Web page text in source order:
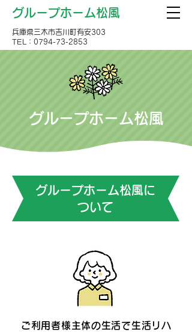
グループホーム松風
兵庫県三木市吉川町有安303
TEL：0794-73-2853
グループホーム松風
グループホーム松風に
ついて
ご利用者様主体の生活で生活リハ